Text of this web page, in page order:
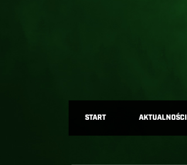
START AKTUALNOŚCI